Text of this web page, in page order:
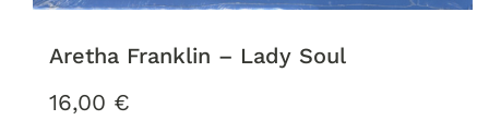
Aretha Franklin ‎– Lady Soul
16,00 €